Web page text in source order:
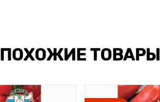
ПОХОЖИЕ ТОВАРЫ